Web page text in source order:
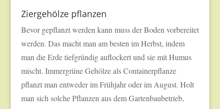
Ziergehölze pflanzen
Bevor gepflanzt werden kann muss der Boden vorbereitet
werden. Das macht man am besten im Herbst, indem
man die Erde tiefgründig auflockert und sie mit Humus
mischt. Immergrüne Gehölze als Containerpflanze
pflanzt man entweder im Frühjahr oder im August. Holt
man sich solche Pflanzen aus dem Gartenbaubetrieb,